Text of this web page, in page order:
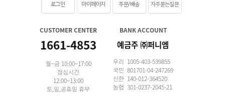
로그인 마이페이지 주문/배송 자주묻는질문
CUSTOMER CENTER
1661-4853
월~금 10:00~17:00
점심시간
12:00~13:00
토,일,공휴일 휴무
BANK ACCOUNT
예금주 ㈜퍼니엠
우리 1005-403-539855
국민 801701-04-247269
신한 140-012-364520
농협 301-0237-2045-21